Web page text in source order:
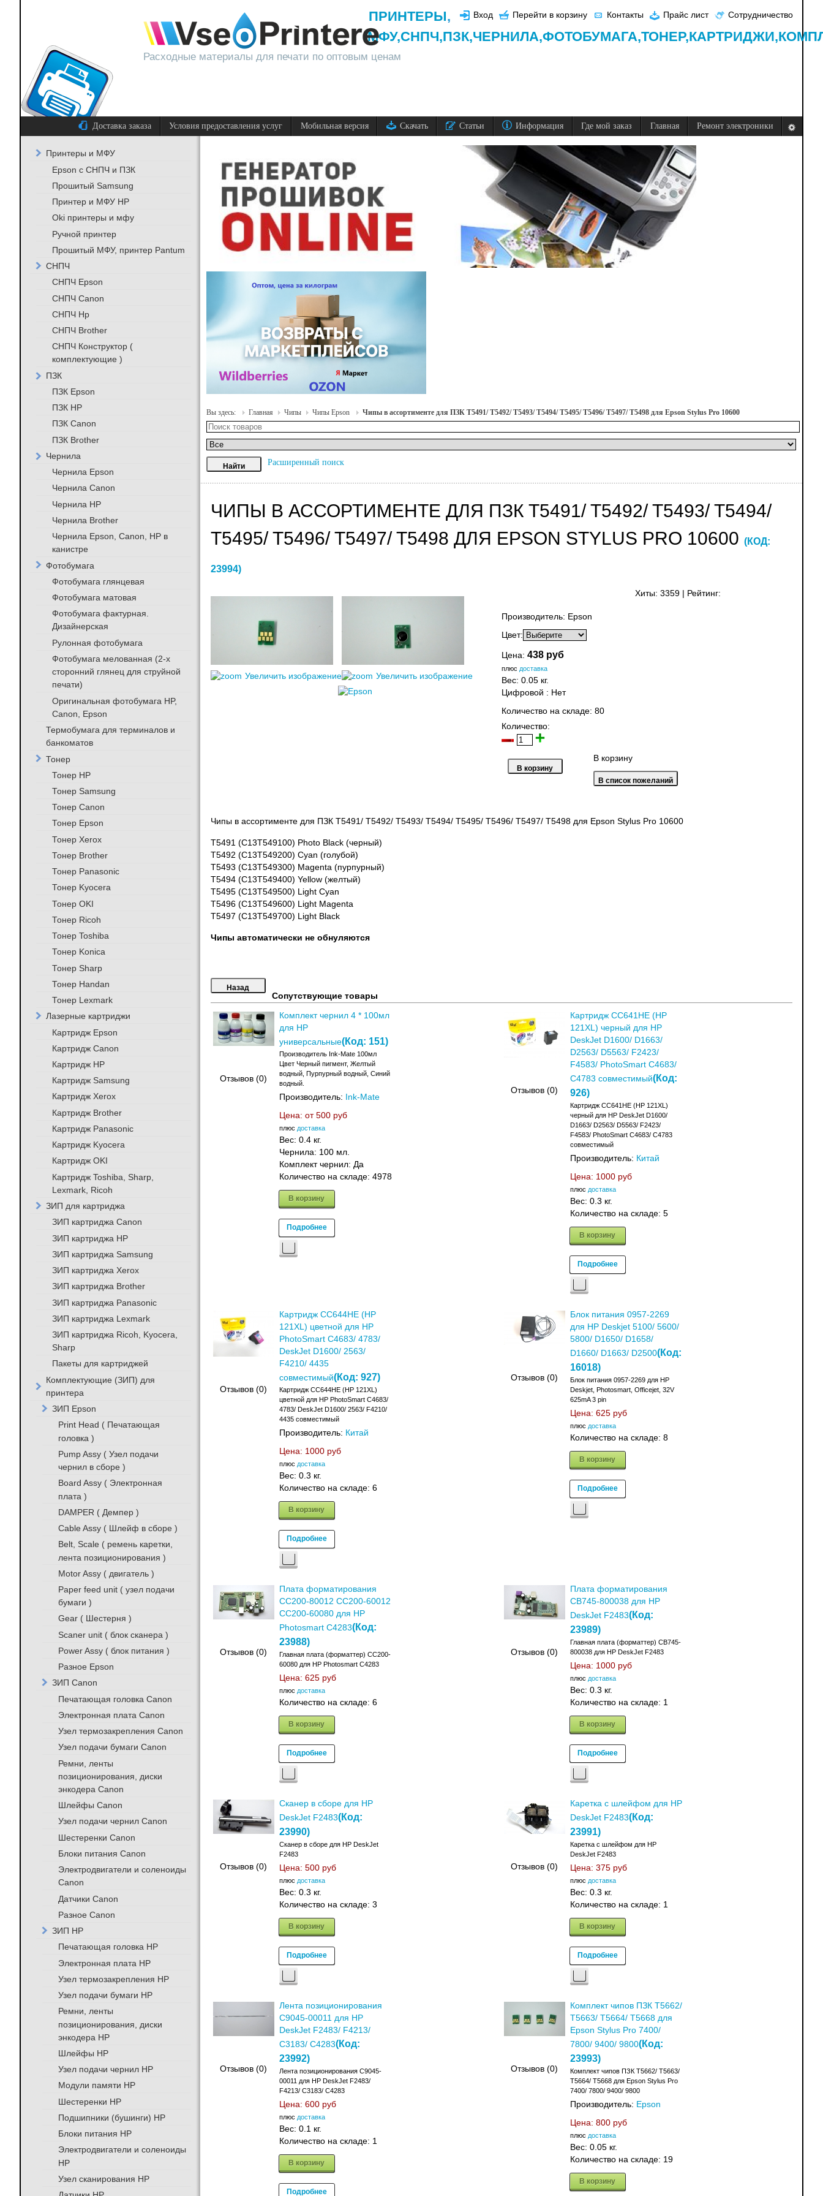
Расходные материалы для печати по оптовым ценам
Вход Перейти в корзину Контакты Прайс лист Сотрудничество
ПРИНТЕРЫ,
МФУ,СНПЧ,ПЗК,ЧЕРНИЛА,ФОТОБУМАГА,ТОНЕР,КАРТРИДЖИ,
Доставка заказа Условия предоставления услуг Мобильная версия Скачать Статьи Информация Где мой заказ Главная Ремонт электроники
Вы здесь: Главная Чипы Чипы Epson Чипы в ассортименте для ПЗК T5491/ T5492/ T5493/ T5494/ T5495/ T5496/ T5497/ T5498 для Epson Stylus Pro 10600
Расширенный поиск
ЧИПЫ В АССОРТИМЕНТЕ ДЛЯ ПЗК T5491/ T5492/ T5493/ T5494/
T5495/ T5496/ T5497/ T5498 ДЛЯ EPSON STYLUS PRO 10600 (КОД:
23994)
Хиты: 3359 Рейтинг:
Увеличить изображение Увеличить изображение
Производитель: Epson
Цвет:
Цена: 438 руб
плюс доставка
Вес: 0.05 кг.
Цифровой : Нет
Количество на складе: 80
Количество:
В корзину
Чипы в ассортименте для ПЗК T5491/ T5492/ T5493/ T5494/ T5495/ T5496/ T5497/ T5498 для Epson Stylus Pro 10600
T5491 (C13T549100) Photo Black (черный)
T5492 (C13T549200) Cyan (голубой)
T5493 (C13T549300) Magenta (пурпурный)
T5494 (C13T549400) Yellow (желтый)
T5495 (C13T549500) Light Cyan
T5496 (C13T549600) Light Magenta
T5497 (C13T549700) Light Black
Чипы автоматически не обнуляются
Сопутствующие товары
Отзывов (0)
Комплект чернил 4 * 100мл
для HP
универсальные(Код: 151)
Производитель Ink-Mate 100мл
Цвет Черный пигмент, Желтый
водный, Пурпурный водный, Синий
водный.
Производитель:
Ink-Mate
Цена: от 500 руб
плюс доставка
Вес: 0.4 кг.
Чернила: 100 мл.
Комплект чернил: Да
Количество на складе: 4978
В корзину
Подробнее
Отзывов (0)
Картридж CC641HE (HP
121XL) черный для HP
DeskJet D1600/ D1663/
D2563/ D5563/ F2423/
F4583/ PhotoSmart C4683/
C4783 совместимый(Код:
926)
Картридж CC641HE (HP 121XL)
черный для HP DeskJet D1600/
D1663/ D2563/ D5563/ F2423/
F4583/ PhotoSmart C4683/ C4783
совместимый
Производитель: Китай
Цена: 1000 руб
плюс доставка
Вес: 0.3 кг.
Количество на складе: 5
В корзину
Подробнее
Отзывов (0)
Картридж CC644HE (HP
121XL) цветной для HP
PhotoSmart C4683/ 4783/
DeskJet D1600/ 2563/
F4210/ 4435
совместимый(Код: 927)
Картридж CC644HE (HP 121XL)
цветной для HP PhotoSmart C4683/
4783/ DeskJet D1600/ 2563/ F4210/
4435 совместимый
Производитель: Китай
Цена: 1000 руб
плюс доставка
Вес: 0.3 кг.
Количество на складе: 6
В корзину
Подробнее
Отзывов (0)
Блок питания 0957-2269
для НР Deskjet 5100/ 5600/
5800/ D1650/ D1658/
D1660/ D1663/ D2500(Код:
16018)
Блок питания 0957-2269 для НР
Deskjet, Photosmart, Officejet, 32V
625mA 3 pin
Цена: 625 руб
плюс доставка
Количество на складе: 8
В корзину
Подробнее
Отзывов (0)
Плата форматирования
CC200-80012 CC200-60012
CC200-60080 для HP
Photosmart C4283(Код:
23988)
Главная плата (форматтер) CC200-
60080 для HP Photosmart C4283
Цена: 625 руб
плюс доставка
Количество на складе: 6
В корзину
Подробнее
Отзывов (0)
Плата форматирования
CB745-800038 для HP
DeskJet F2483(Код:
23989)
Главная плата (форматтер) CB745-
800038 для HP DeskJet F2483
Цена: 1000 руб
плюс доставка
Вес: 0.3 кг.
Количество на складе: 1
В корзину
Подробнее
Отзывов (0)
Сканер в сборе для HP
DeskJet F2483(Код:
23990)
Сканер в сборе для HP DeskJet
F2483
Цена: 500 руб
плюс доставка
Вес: 0.3 кг.
Количество на складе: 3
В корзину
Подробнее
Отзывов (0)
Каретка с шлейфом для HP
DeskJet F2483(Код:
23991)
Каретка с шлейфом для HP
DeskJet F2483
Цена: 375 руб
плюс доставка
Вес: 0.3 кг.
Количество на складе: 1
В корзину
Подробнее
Отзывов (0)
Лента позиционирования
C9045-00011 для HP
DeskJet F2483/ F4213/
C3183/ C4283(Код:
23992)
Лента позиционирования C9045-
00011 для HP DeskJet F2483/
F4213/ C3183/ C4283
Цена: 600 руб
плюс доставка
Вес: 0.1 кг.
Количество на складе: 1
В корзину
Подробнее
Отзывов (0)
Комплект чипов ПЗК T5662/
T5663/ T5664/ T5668 для
Epson Stylus Pro 7400/
7800/ 9400/ 9800(Код:
23993)
Комплект чипов ПЗК T5662/ T5663/
T5664/ T5668 для Epson Stylus Pro
7400/ 7800/ 9400/ 9800
Производитель: Epson
Цена: 800 руб
плюс доставка
Вес: 0.05 кг.
Количество на складе: 19
В корзину
Принтеры и МФУ
Epson с СНПЧ и ПЗК
Прошитый Samsung
Принтер и МФУ HP
Oki принтеры и мфу
Ручной принтер
Прошитый МФУ, принтер Pantum
СНПЧ
СНПЧ Epson
СНПЧ Canon
СНПЧ Hp
СНПЧ Brother
СНПЧ Конструктор (
комплектующие )
ПЗК
ПЗК Epson
ПЗК HP
ПЗК Canon
ПЗК Brother
Чернила
Чернила Epson
Чернила Canon
Чернила HP
Чернила Brother
Чернила Epson, Canon, HP в
канистре
Фотобумага
Фотобумага глянцевая
Фотобумага матовая
Фотобумага фактурная.
Дизайнерская
Рулонная фотобумага
Фотобумага мелованная (2-х
сторонний глянец для струйной
печати)
Оригинальная фотобумага HP,
Canon, Epson
Термобумага для терминалов и
банкоматов
Тонер
Тонер HP
Тонер Samsung
Тонер Canon
Тонер Epson
Тонер Xerox
Тонер Brother
Тонер Panasonic
Тонер Kyocera
Тонер OKI
Тонер Ricoh
Тонер Toshiba
Тонер Konica
Тонер Sharp
Тонер Handan
Тонер Lexmark
Лазерные картриджи
Картридж Epson
Картридж Canon
Картридж HP
Картридж Samsung
Картридж Xerox
Картридж Brother
Картридж Panasonic
Картридж Kyocera
Картридж OKI
Картридж Toshiba, Sharp,
Lexmark, Ricoh
ЗИП для картриджа
ЗИП картриджа Canon
ЗИП картриджа HP
ЗИП картриджа Samsung
ЗИП картриджа Xerox
ЗИП картриджа Brother
ЗИП картриджа Panasonic
ЗИП картриджа Lexmark
ЗИП картриджа Ricoh, Kyocera,
Sharp
Пакеты для картриджей
Комплектующие (ЗИП) для
принтера
ЗИП Epson
Print Head ( Печатающая
головка )
Pump Assy ( Узел подачи
чернил в сборе )
Board Assy ( Электронная
плата )
DAMPER ( Демпер )
Cable Assy ( Шлейф в сборе )
Belt, Scale ( ремень каретки,
лента позиционирования )
Motor Assy ( двигатель )
Paper feed unit ( узел подачи
бумаги )
Gear ( Шестерня )
Scaner unit ( блок сканера )
Power Assy ( блок питания )
Разное Epson
ЗИП Canon
Печатающая головка Canon
Электронная плата Canon
Узел термозакрепления Canon
Узел подачи бумаги Canon
Ремни, ленты
позиционирования, диски
энкодера Canon
Шлейфы Canon
Узел подачи чернил Canon
Шестеренки Canon
Блоки питания Canon
Электродвигатели и соленоиды
Canon
Датчики Canon
Разное Canon
ЗИП HP
Печатающая головка HP
Электронная плата HP
Узел термозакрепления HP
Узел подачи бумаги HP
Ремни, ленты
позиционирования, диски
энкодера HP
Шлейфы HP
Узел подачи чернил HP
Модули памяти HP
Шестеренки HP
Подшипники (бушинги) HP
Блоки питания HP
Электродвигатели и соленоиды
HP
Узел сканирования HP